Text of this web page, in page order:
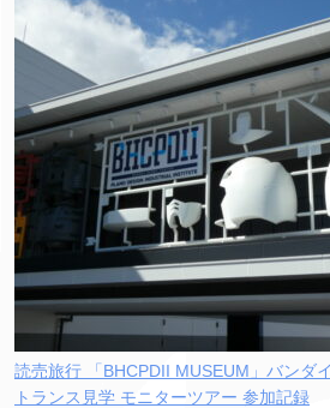
読売旅行 「BHCPDII MUSEUM」バンダ
トランス見学 モニターツアー 参加記録